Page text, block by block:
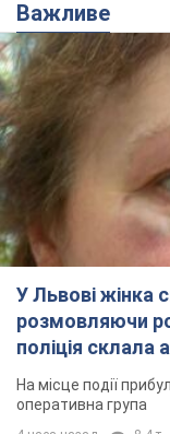
У Львові жінка
розмовляючи
поліція склала
На місце події
оперативна група
"Воюють, бо
водій автобуса
українських
Відео
Водія звільнили
та образ військових
7 часов назад 8,0
"Не слідкує за